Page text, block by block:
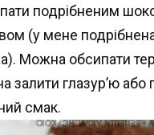
подрібненим
(у мене
Можна обсипати
залити глазур’ю або
смак.